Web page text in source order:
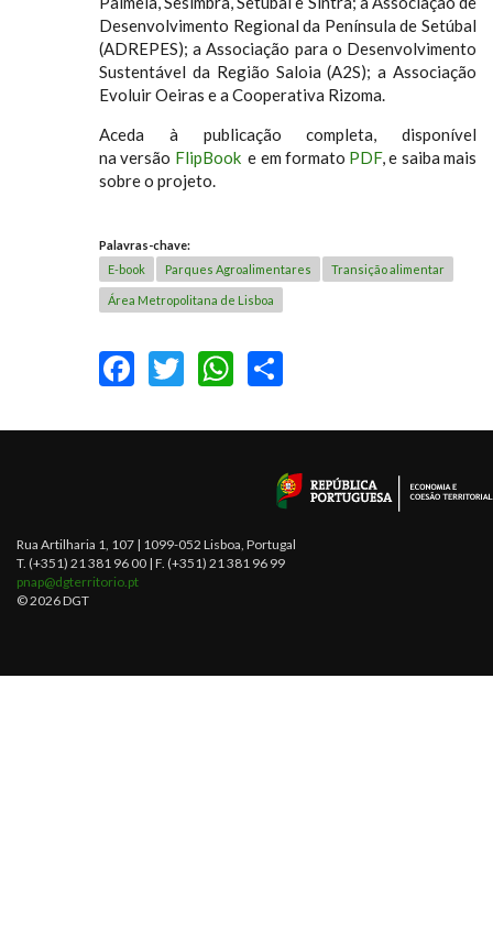
Desenvolvimento Regional da Península de Setúbal
(ADREPES); a Associação para o Desenvolvimento
Sustentável da Região Saloia (A2S); a Associação
Evoluir Oeiras e a Cooperativa Rizoma.
Aceda à publicação completa, disponível
na versão FlipBooke em formato PDF, e saiba mais
sobre o projeto.
Palavras-chave:
E-book
Parques Agroalimentares Transição alimentar
Área Metropolitana de Lisboa
FACEBOOK
TWITTER
WHATSAPP
Rua Artilharia 1, 107 | 1099-052 Lisboa, Portugal
T. (+351) 21 381 96 00 | F. (+351) 21 381 96 99
pnap@dgterritorio.pt
© 2026 DGT